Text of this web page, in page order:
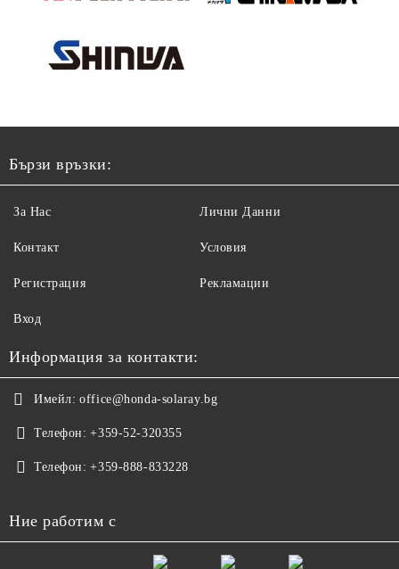
Бързи връзки:
За Нас
Контакт
Регистрация
Вход
Лични Данни
Условия
Рекламации
Информация за контакти:
Имейл: office@honda-solaray.bg
Телефон: +359-52-320355
Телефон: +359-888-833228
Ние работим с